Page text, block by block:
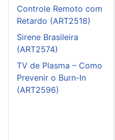
Controle Remoto com
Retardo (ART2518)
Sirene Brasileira
(ART2574)
TV de Plasma – Como
Prevenir o Burn-In
(ART2596)